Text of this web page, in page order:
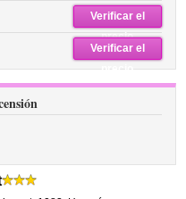
Verificar el
precio
Verificar el
precio